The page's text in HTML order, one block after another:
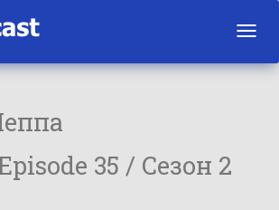
35 / Сезон 2